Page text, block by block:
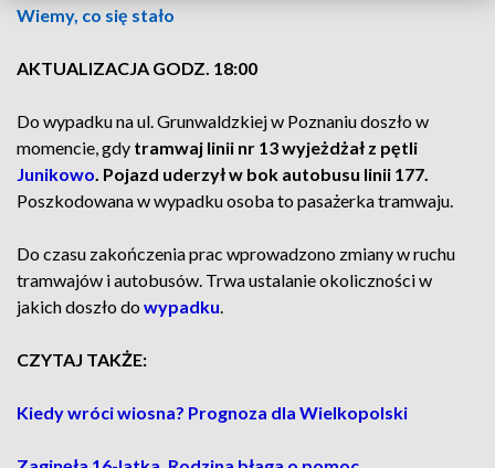
Wiemy, co się stało
AKTUALIZACJA GODZ. 18:00
Do wypadku na ul. Grunwaldzkiej w Poznaniu doszło w
momencie, gdy tramwaj linii nr 13 wyjeżdżał z pętli
Junikowo . Pojazd uderzył w bok autobusu linii 177.
Poszkodowana w wypadku osoba to pasażerka tramwaju.
Do czasu zakończenia prac wprowadzono zmiany w ruchu
tramwajów i autobusów. Trwa ustalanie okoliczności w
jakich doszło do wypadku
CZYTAJ TAKŻE:
Kiedy wróci wiosna? Prognoza dla Wielkopolski